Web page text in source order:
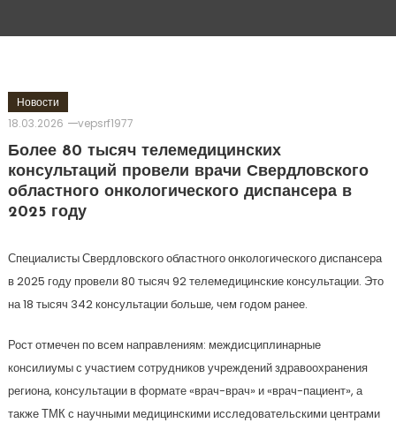
Новости
18.03.2026
vepsrf1977
Более 80 тысяч телемедицинских
консультаций провели врачи Свердловского
областного онкологического диспансера в
2025 году
Специалисты Свердловского областного онкологического диспансера
в 2025 году провели 80 тысяч 92 телемедицинские консультации. Это
на 18 тысяч 342 консультации больше, чем годом ранее.
Рост отмечен по всем направлениям: междисциплинарные
консилиумы с участием сотрудников учреждений здравоохранения
региона, консультации в формате «врач-врач» и «врач-пациент», а
также ТМК с научными медицинскими исследовательскими центрами